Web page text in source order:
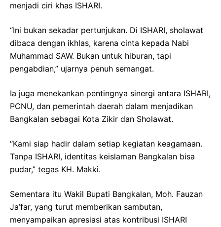
menjadi ciri khas ISHARI.
“Ini bukan sekadar pertunjukan. Di ISHARI, sholawat
dibaca dengan ikhlas, karena cinta kepada Nabi
Muhammad SAW. Bukan untuk hiburan, tapi
pengabdian,” ujarnya penuh semangat.
Ia juga menekankan pentingnya sinergi antara ISHARI,
PCNU, dan pemerintah daerah dalam menjadikan
Bangkalan sebagai Kota Zikir dan Sholawat.
“Kami siap hadir dalam setiap kegiatan keagamaan.
Tanpa ISHARI, identitas keislaman Bangkalan bisa
pudar,” tegas KH. Makki.
Sementara itu Wakil Bupati Bangkalan, Moh. Fauzan
Ja’far, yang turut memberikan sambutan,
menyampaikan apresiasi atas kontribusi ISHARI